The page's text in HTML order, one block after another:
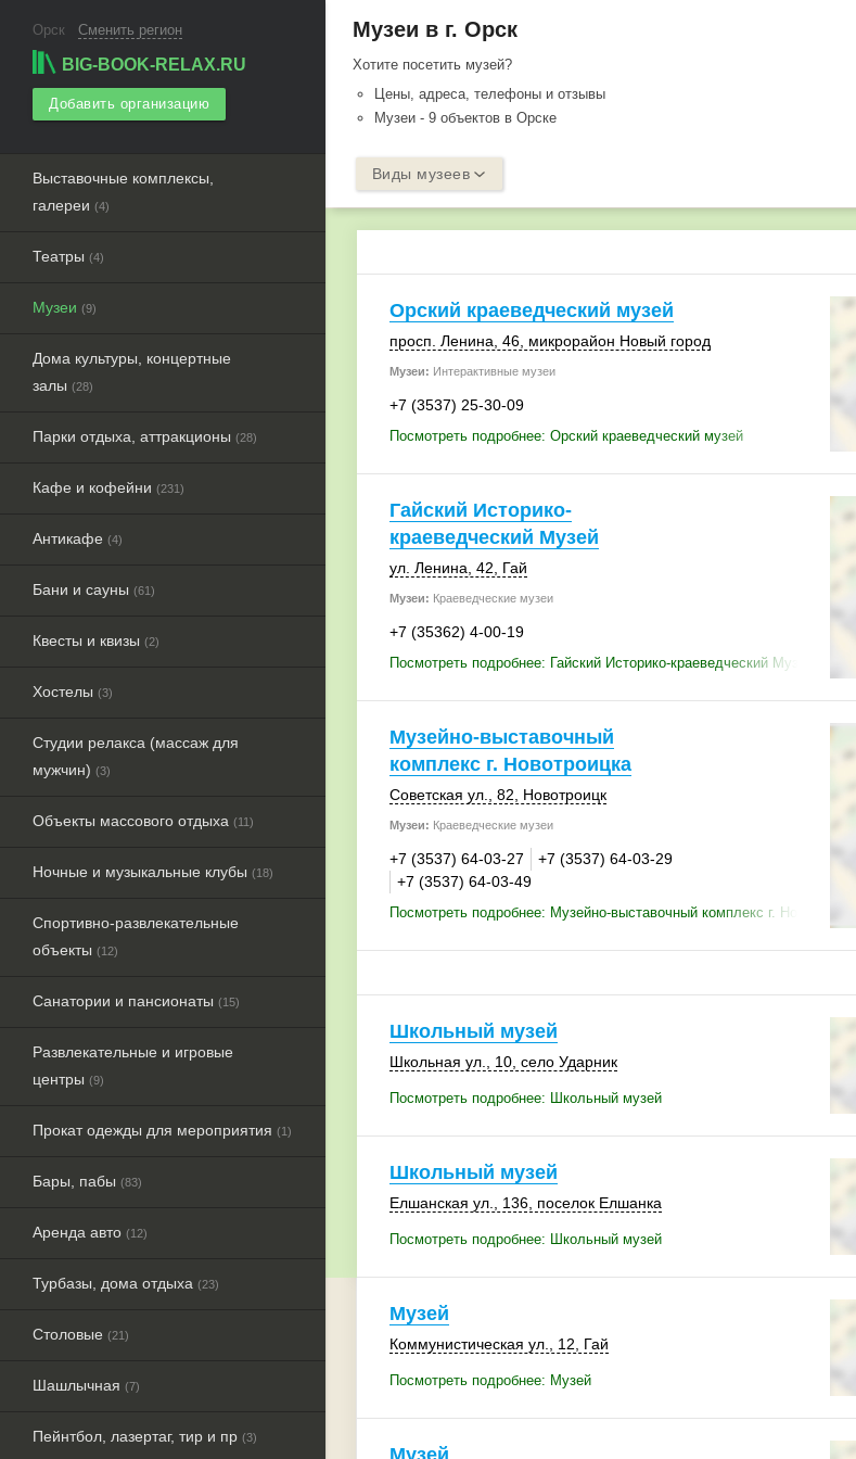
Орск Сменить регион
BIG-BOOK-RELAX.RU
Добавить организацию
Выставочные комплексы,
галереи (4)
Театры (4)
Музеи (9)
Дома культуры, концертные
залы (28)
Парки отдыха, аттракционы (28)
Кафе и кофейни (231)
Антикафе (4)
Бани и сауны (61)
Квесты и квизы (2)
Хостелы (3)
Студии релакса (массаж для
мужчин) (3)
Объекты массового отдыха (11)
Ночные и музыкальные клубы (18)
Спортивно-развлекательные
объекты (12)
Санатории и пансионаты (15)
Развлекательные и игровые
центры (9)
Прокат одежды для мероприятия (1)
Бары, пабы (83)
Аренда авто (12)
Турбазы, дома отдыха (23)
Столовые (21)
Шашлычная (7)
Пейнтбол, лазертаг, тир и пр (3)
Музеи в г. Орск
Хотите посетить музей?
Цены, адреса, телефоны и отзывы
Музеи - 9 объектов в Орске
Виды музеев
Орский краеведческий музей
просп. Ленина, 46, микрорайон Новый город
Музеи: Интерактивные музеи
+7 (3537) 25-30-09
Посмотреть подробнее: Орский краеведческий музей
Гайский Историко-
краеведческий Музей
ул. Ленина, 42 Гай
Музеи: Краеведческие музеи
+7 (35362) 4-00-19
Посмотреть подробнее: Гайский Историко-краеведческий Музей
Музейно-выставочный
комплекс г. Новотроицка
Советская ул., 82 Новотроицк
Музеи: Краеведческие музеи
+7 (3537) 64-03-27
+7 (3537) 64-03-29
+7 (3537) 64-03-49
Посмотреть подробнее: Музейно-выставочный комплекс г. Новотроицка
Школьный музей
Школьная ул., 10, село Ударник
Посмотреть подробнее: Школьный музей
Школьный музей
Елшанская ул. 136, поселок Елшанка
Посмотреть подробнее: Школьный музей
Музей
Коммунистическая ул., 12, Гай
Посмотреть подробнее: Музей
Музей